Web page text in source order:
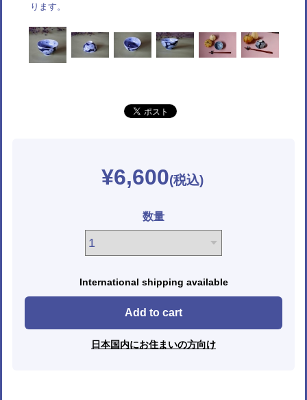
ります。
¥6,600
数量
International shipping available
Add to cart
日本国内にお住まいの方向け